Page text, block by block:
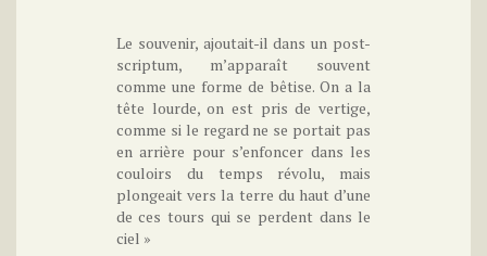
Le souvenir, ajoutait-il dans un post-
scriptum, m’apparaît souvent
comme une forme de bêtise. On a la
tête lourde, on est pris de vertige,
comme si le regard ne se portait pas
en arrière pour s’enfoncer dans les
couloirs du temps révolu, mais
plongeait vers la terre du haut d’une
de ces tours qui se perdent dans le
ciel »